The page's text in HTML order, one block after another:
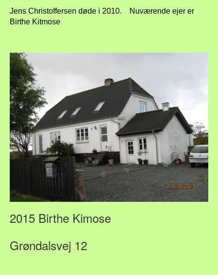
Jens Christoffersen døde i 2010. Nuværende ejer er
Birthe Kitmose
2015 Birthe Kimose
Grøndalsvej 12